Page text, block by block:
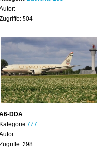
Autor:
Zugriffe: 504
A6-DDA
Kategorie777
Autor:
Zugriffe: 298